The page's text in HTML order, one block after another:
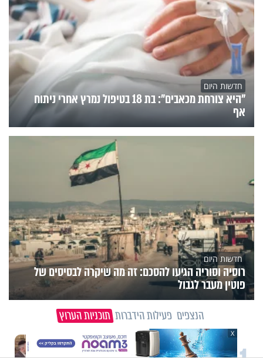
חדשות היום
"היא צורחת מכאבים": בת 18 בטיפול נמרץ אחרי ניתוח
אף
חדשות היום
רוסיה וסוריה הגיעו להסכם: זה מה שיקרה לבסיסים של
פוטין מעבר לגבול
הנצפים פעילות הידברות תוכניות הערוץ
וידיאו מגזין
X